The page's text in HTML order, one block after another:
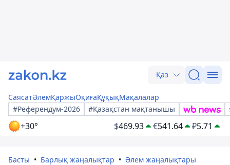
Қаз
СаясатӘлемҚаржыОқиғаҚұқықМақалалар
#Референдум-2026
#Қазақстан мақтанышы
+30° $469.93 €541.64 ₽5.71
Басты Барлық жаңалықтар Әлем жаңалықтары